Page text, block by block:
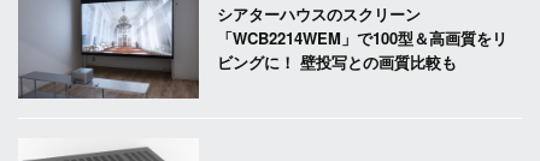
シアターハウスのスクリーン
「WCB2214WEM」で100型＆高画質をリ
ビングに！ 壁投写との画質比較も